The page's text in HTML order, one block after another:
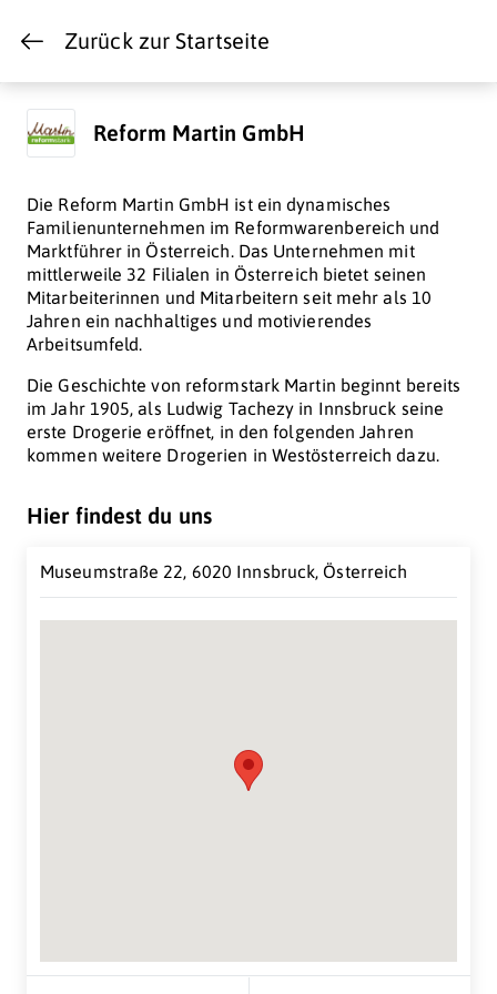
Zurück zur Startseite
Reform Martin GmbH
Die Reform Martin GmbH ist ein dynamisches
Familienunternehmen im Reformwarenbereich und
Marktführer in Österreich. Das Unternehmen mit
mittlerweile 32 Filialen in Österreich bietet seinen
Mitarbeiterinnen und Mitarbeitern seit mehr als 10
Jahren ein nachhaltiges und motivierendes
Arbeitsumfeld.
Die Geschichte von reformstark Martin beginnt bereits
im Jahr 1905, als Ludwig Tachezy in Innsbruck seine
erste Drogerie eröffnet, in den folgenden Jahren
kommen weitere Drogerien in Westösterreich dazu.
Hier findest du uns
Museumstraße 22, 6020 Innsbruck, Österreich